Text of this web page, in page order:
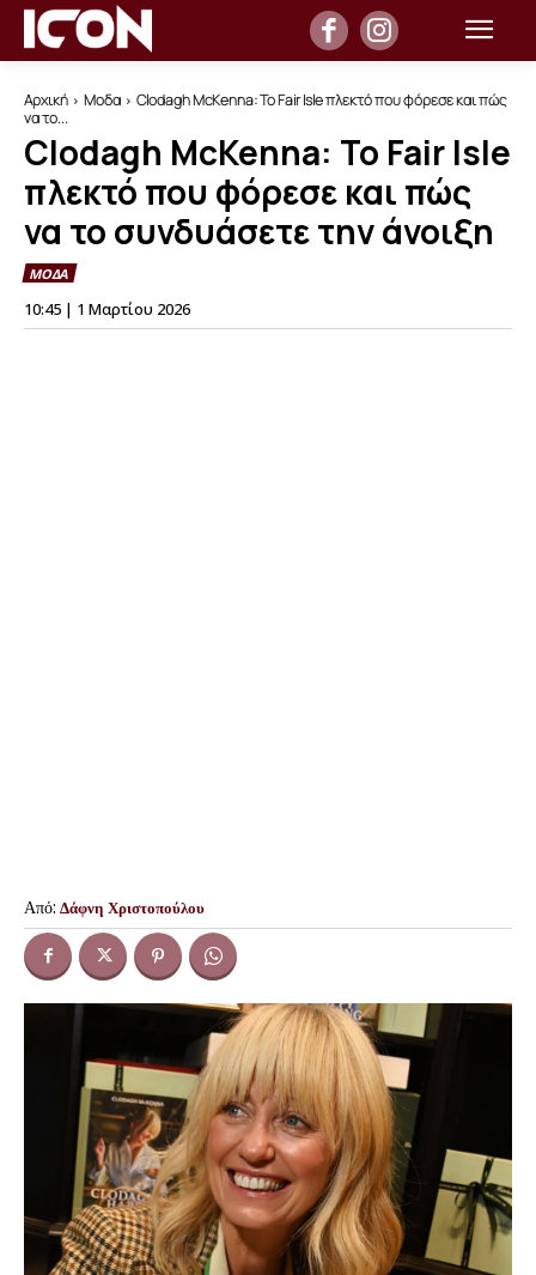
Αρχική Μοδα
Clodagh McKenna: Το Fair Isle πλεκτό που φόρεσε και πώς
να το...
Clodagh McKenna: Το Fair Isle
πλεκτό που φόρεσε και πώς
να το συνδυάσετε την άνοιξη
ΜΟΔΑ
10:45 | 1 Μαρτίου 2026
Από: Δάφνη Χριστοπούλου